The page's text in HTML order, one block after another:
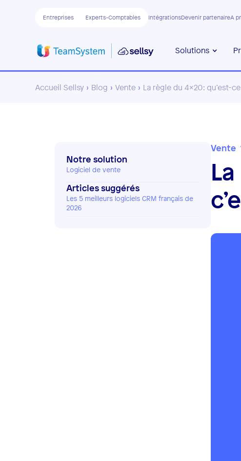
Entreprises Experts-Comptables IntégrationsDevenir partenaireA
Solutions
Accueil Sellsy › Blog › Vente › La règle du 4x20: qu’est-
Vente
Notre solution
Logiciel de vente
Articles suggérés
Les 5 meilleurs logiciels CRM français de
2026